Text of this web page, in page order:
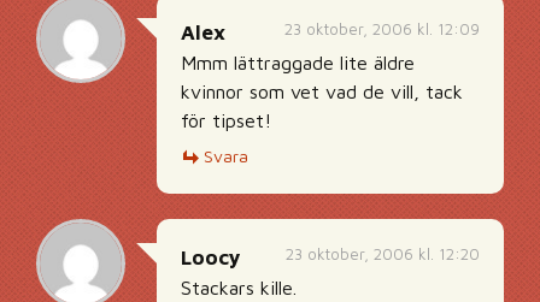
23 oktober, 2006 kl. 12:09
Alex
Mmm lättraggade lite äldre
kvinnor som vet vad de vill, tack
för tipset!
Svara
23 oktober, 2006 kl. 12:20
Loocy
Stackars kille.